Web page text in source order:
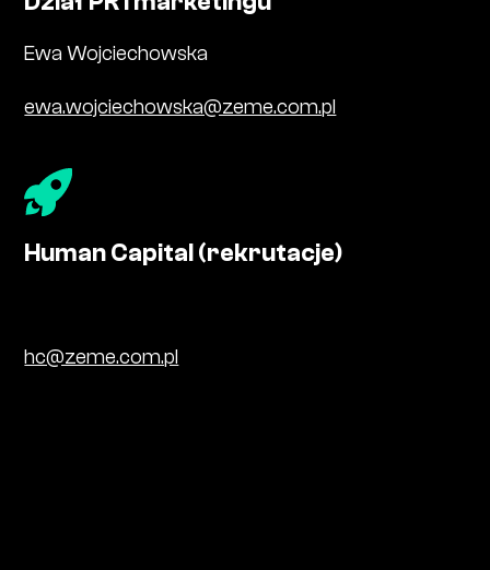
Ewa Wojciechowska
ewa.wojciechowska@zeme.com.pl
Human Capital (rekrutacje)
hc@zeme.com.pl